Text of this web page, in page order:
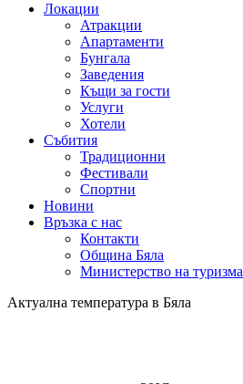
Локации
Атракции
Апартаменти
Бунгала
Заведения
Къщи за гости
Услуги
Хотели
Събития
Традиционни
Фестивали
Спортни
Новини
Връзка с нас
Контакти
Община Бяла
Министерство на туризма
Актуална температура в Бяла